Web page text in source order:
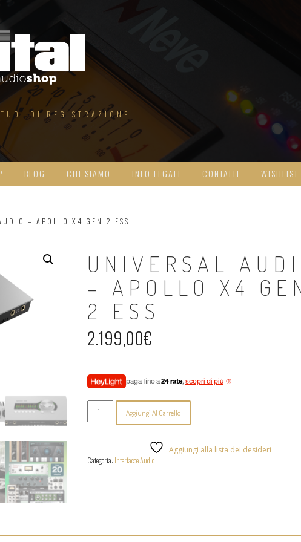
DI REGISTRAZIONE
BLOG CHI SIAMO INFO LEGALI CONTATTI WISHLIST
– APOLLO X4 GEN 2 ESS
UNIVERSAL
– APOLLO X4
2 ESS
2.199,00€
paga fino a24 rate, scopri di più
Universal
Audio
-
Gen
2
Aggiungi Al Carrello
Aggiungi alla lista dei desideri
Categoria: Interfacce Audio